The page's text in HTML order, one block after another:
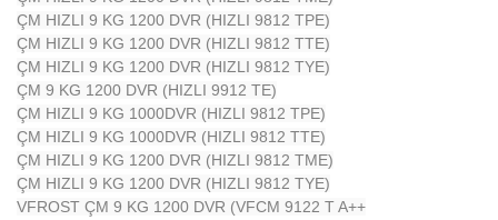
ÇM HIZLI 9 KG 1200 DVR (HIZLI 9812 TPE)
ÇM HIZLI 9 KG 1200 DVR (HIZLI 9812 TTE)
ÇM HIZLI 9 KG 1200 DVR (HIZLI 9812 TYE)
ÇM 9 KG 1200 DVR (HIZLI 9912 TE)
ÇM HIZLI 9 KG 1000DVR (HIZLI 9812 TPE)
ÇM HIZLI 9 KG 1000DVR (HIZLI 9812 TTE)
ÇM HIZLI 9 KG 1200 DVR (HIZLI 9812 TME)
ÇM HIZLI 9 KG 1200 DVR (HIZLI 9812 TYE)
VFROST ÇM 9 KG 1200 DVR (VFCM 9122 T A++